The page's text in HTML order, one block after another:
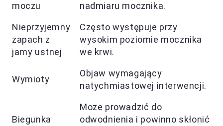
moczu
nadmiaru mocznika.
Nieprzyjemny
zapach z
jamy ustnej
Często występuje przy
wysokim poziomie mocznika
we krwi.
Wymioty
Objaw wymagający
natychmiastowej interwencji.
Biegunka
Może prowadzić do
odwodnienia i powinno skłonić